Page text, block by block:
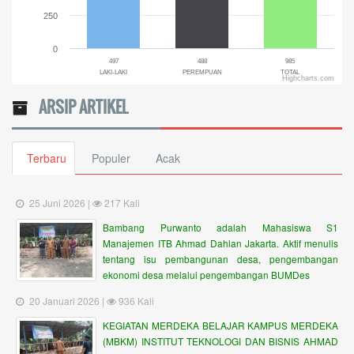
497
LAKI-LAKI
488
PEREMPUAN
985
TOTAL
0
250
Highcharts.com
ARSIP ARTIKEL
Terbaru Populer Acak
25 Juni 2026 |
217 Kali
Bambang Purwanto adalah Mahasiswa S1
Manajemen ITB Ahmad Dahlan Jakarta. Aktif menulis
tentang isu pembangunan desa, pengembangan
ekonomi desa melalui pengembangan BUMDes
20 Januari 2026 |
936 Kali
KEGIATAN MERDEKA BELAJAR KAMPUS MERDEKA
(MBKM) INSTITUT TEKNOLOGI DAN BISNIS AHMAD